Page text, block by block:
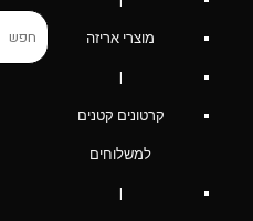
מוצרי אריזה
קרטונים קטנים
למשלוחים